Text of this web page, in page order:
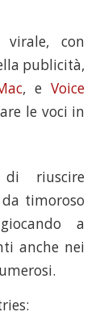
con
publicità,
, eVoice
le voci in
riuscire
timoroso
a
anche nei